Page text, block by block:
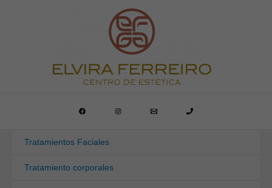
Tratamientos Faciales
Tratamiento corporales